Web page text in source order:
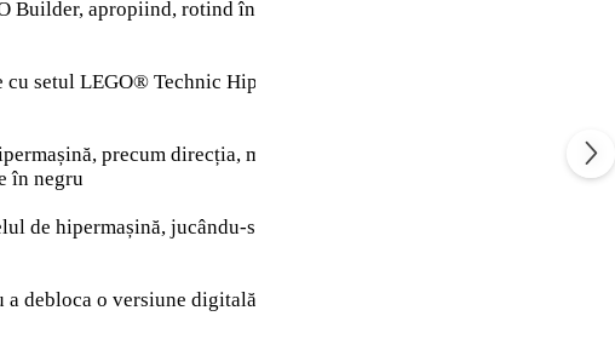
Builder, apropiind, rotind în 3D și urmărindu-și progresul cu
setul LEGO® Technic Hipermașina Bugatti Chiron Pur Sport
precum direcția, motorul W16, ușile și capota care se
în negru
de hipermașină, jucându-se cu el, apoi etalându-l până data viitoare
debloca o versiune digitală a acestei mașini LEGO® Technic în